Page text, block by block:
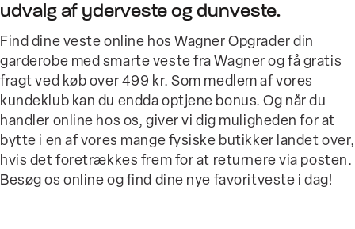
udvalg af yderveste og dunveste.
Find dine veste online hos Wagner Opgrader din
garderobe med smarte veste fra Wagner og få gratis
fragt ved køb over 499 kr. Som medlem af vores
kundeklub kan du endda optjene bonus. Og når du
handler online hos os, giver vi dig muligheden for at
bytte i en af vores mange fysiske butikker landet over,
hvis det foretrækkes frem for at returnere via posten.
Besøg os online og find dine nye favoritveste i dag!